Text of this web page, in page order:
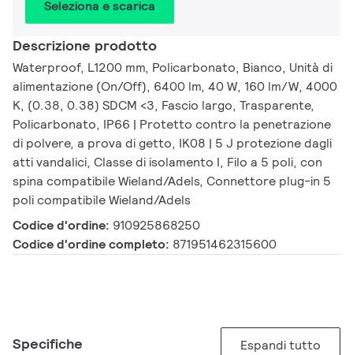
Seleziona e scarica
Descrizione prodotto
Waterproof, L1200 mm, Policarbonato, Bianco, Unità di
alimentazione (On/Off), 6400 lm, 40 W, 160 lm/W, 4000
K, (0.38, 0.38) SDCM <3, Fascio largo, Trasparente,
Policarbonato, IP66 | Protetto contro la penetrazione
di polvere, a prova di getto, IK08 | 5 J protezione dagli
atti vandalici, Classe di isolamento I, Filo a 5 poli, con
spina compatibile Wieland/Adels, Connettore plug-in 5
poli compatibile Wieland/Adels
Codice d'ordine: 910925868250
Codice d'ordine completo: 871951462315600
Specifiche Espandi tutto